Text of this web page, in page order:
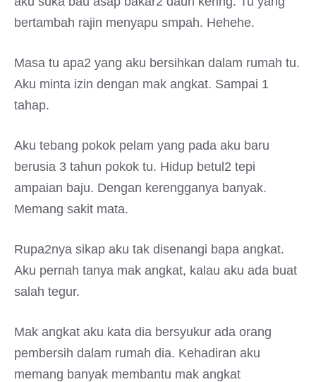
bertambah rajin menyapu smpah. Hehehe.
Masa tu apa2 yang aku bersihkan dalam rumah tu.
Aku minta izin dengan mak angkat. Sampai 1
tahap.
Aku tebang pokok pelam yang pada aku baru
berusia 3 tahun pokok tu. Hidup betul2 tepi
ampaian baju. Dengan kerengganya banyak.
Memang sakit mata.
Rupa2nya sikap aku tak disenangi bapa angkat.
Aku pernah tanya mak angkat, kalau aku ada buat
salah tegur.
Mak angkat aku kata dia bersyukur ada orang
pembersih dalam rumah dia. Kehadiran aku
memang banyak membantu mak angkat